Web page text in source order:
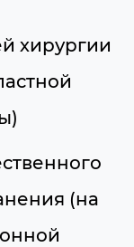
хирургии
(на